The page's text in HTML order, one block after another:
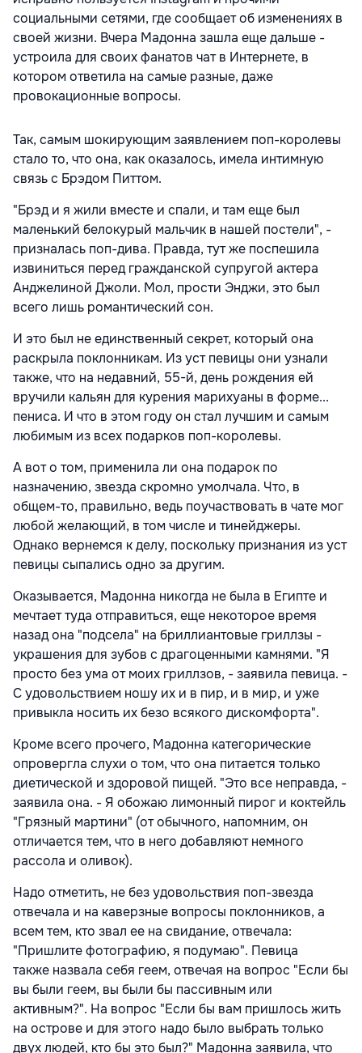
социальными сетями, где сообщает об изменениях в
своей жизни. Вчера Мадонна зашла еще дальше -
устроила для своих фанатов чат в Интернете, в
котором ответила на самые разные, даже
провокационные вопросы.
Так, самым шокирующим заявлением поп-королевы
стало то, что она, как оказалось, имела интимную
связь с Брэдом Питтом.
"Брэд и я жили вместе и спали, и там еще был
маленький белокурый мальчик в нашей постели", -
призналась поп-дива. Правда, тут же поспешила
извиниться перед гражданской супругой актера
Анджелиной Джоли. Мол, прости Энджи, это был
всего лишь романтический сон.
И это был не единственный секрет, который она
раскрыла поклонникам. Из уст певицы они узнали
также, что на недавний, 55-й, день рождения ей
вручили кальян для курения марихуаны в форме...
пениса. И что в этом году он стал лучшим и самым
любимым из всех подарков поп-королевы.
А вот о том, применила ли она подарок по
назначению, звезда скромно умолчала. Что, в
общем-то, правильно, ведь поучаствовать в чате мог
любой желающий, в том числе и тинейджеры.
Однако вернемся к делу, поскольку признания из уст
певицы сыпались одно за другим.
Оказывается, Мадонна никогда не была в Египте и
мечтает туда отправиться, еще некоторое время
назад она "подсела" на бриллиантовые гриллзы -
украшения для зубов с драгоценными камнями. "Я
просто без ума от моих гриллзов, - заявила певица. -
С удовольствием ношу их и в пир, и в мир, и уже
привыкла носить их безо всякого дискомфорта".
Кроме всего прочего, Мадонна категорические
опровергла слухи о том, что она питается только
диетической и здоровой пищей. "Это все неправда, -
заявила она. - Я обожаю лимонный пирог и коктейль
"Грязный мартини" (от обычного, напомним, он
отличается тем, что в него добавляют немного
рассола и оливок).
Надо отметить, не без удовольствия поп-звезда
отвечала и на каверзные вопросы поклонников, а
всем тем, кто звал ее на свидание, отвечала:
"Пришлите фотографию, я подумаю". Певица
также назвала себя геем, отвечая на вопрос "Если бы
вы были геем, вы были бы пассивным или
активным?". На вопрос "Если бы вам пришлось жить
на острове и для этого надо было выбрать только
двух людей, кто бы это был?" Мадонна заявила, что